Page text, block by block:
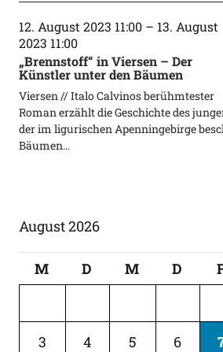
12. August 2023 11:00– 13. August
2023 11:00
„Brennstoff“ in Viersen – Der
Künstler unter den Bäumen
Viersen // Italo Calvinos berühmtester
Roman erzählt die Geschichte des
der im ligurischen Apenningebirge
Bäumen…
August 2026
M D M D
3
4 5 6